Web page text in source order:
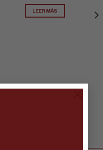
×
LEER MÁS